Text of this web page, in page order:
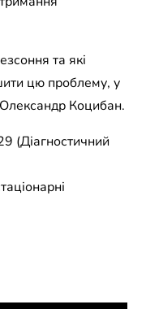
та які
цю проблему, у
Олександр Коцибан.
(Діагностичний